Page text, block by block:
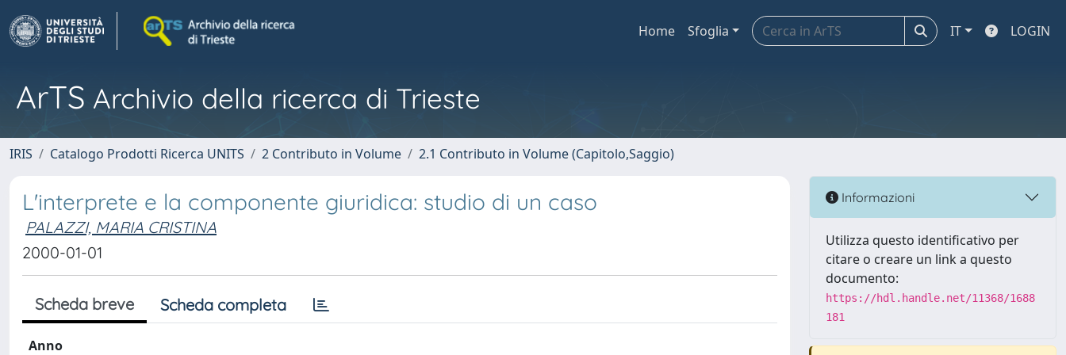
Home Sfoglia IT LOGIN
ArTS Archivio della ricerca di Trieste
IRIS Catalogo Prodotti Ricerca UNITS 2 Contributo in Volume 2.1 Contributo in Volume (Capitolo,Saggio)
L'interprete e la componente giuridica: studio di un caso
PALAZZI, MARIA CRISTINA
2000-01-01
Scheda breve Scheda completa
Anno
Informazioni
Utilizza questo identificativo per
citare o creare un link a questo
documento:
https://hdl.handle.net/11368/1688
181